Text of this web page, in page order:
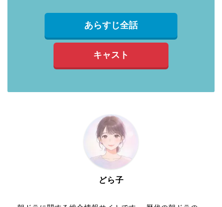
あらすじ全話
キャスト
どら子